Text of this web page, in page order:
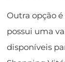
Outra opção
possui uma
disponíveis